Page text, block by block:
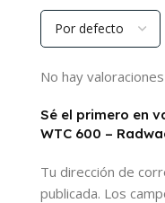
No hay valoraciones
Sé el primero en
WTC 600 –
Tu dirección de
publicada. Los